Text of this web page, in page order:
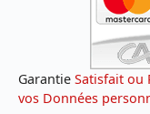
Garantie Satisfait ou
vos Données